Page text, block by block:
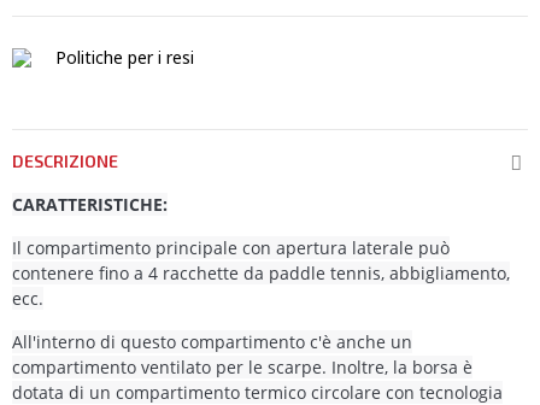
Politiche per i resi
DESCRIZIONE
CARATTERISTICHE:
Il compartimento principale con apertura laterale può
contenere fino a 4 racchette da paddle tennis, abbigliamento,
ecc.
All'interno di questo compartimento c'è anche un
compartimento ventilato per le scarpe. Inoltre, la borsa è
dotata di un compartimento termico circolare con tecnologia